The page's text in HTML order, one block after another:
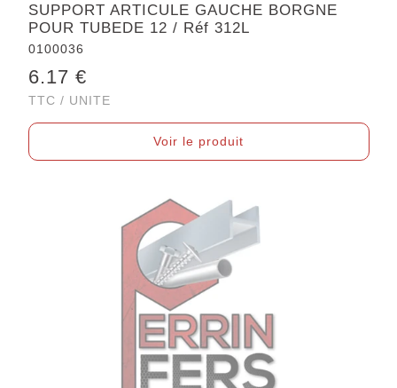
SUPPORT ARTICULE GAUCHE BORGNE
POUR TUBEDE 12 / Réf 312L
0100036
6.17 €
TTC / UNITE
Voir le produit